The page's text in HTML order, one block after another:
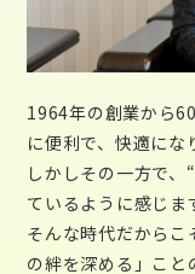
1964年の創業から
に便利で、快適にな
しかしその一方で
ているように感じま
そんな時代だからこ
の絆を深める」こと